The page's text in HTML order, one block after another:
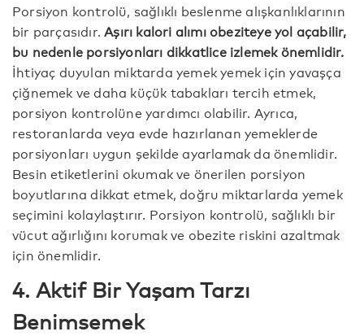
Porsiyon kontrolü, sağlıklı beslenme alışkanlıklarının
bir parçasıdır.Aşırı kalori alımı obeziteye yol açabilir,
bu nedenle porsiyonları dikkatlice izlemek önemlidir.
İhtiyaç duyulan miktarda yemek yemek için yavaşça
çiğnemek ve daha küçük tabakları tercih etmek,
porsiyon kontrolüne yardımcı olabilir. Ayrıca,
restoranlarda veya evde hazırlanan yemeklerde
porsiyonları uygun şekilde ayarlamak da önemlidir.
Besin etiketlerini okumak ve önerilen porsiyon
boyutlarına dikkat etmek, doğru miktarlarda yemek
seçimini kolaylaştırır. Porsiyon kontrolü, sağlıklı bir
vücut ağırlığını korumak ve obezite riskini azaltmak
için önemlidir.
4. Aktif Bir Yaşam Tarzı
Benimsemek